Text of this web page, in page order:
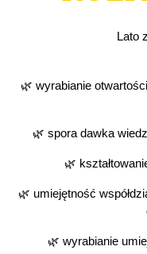
Lato
🌿 wyrabianie
🌿 spora dawka
🌿
🌿 umiejętność
🌿 wyrabianie